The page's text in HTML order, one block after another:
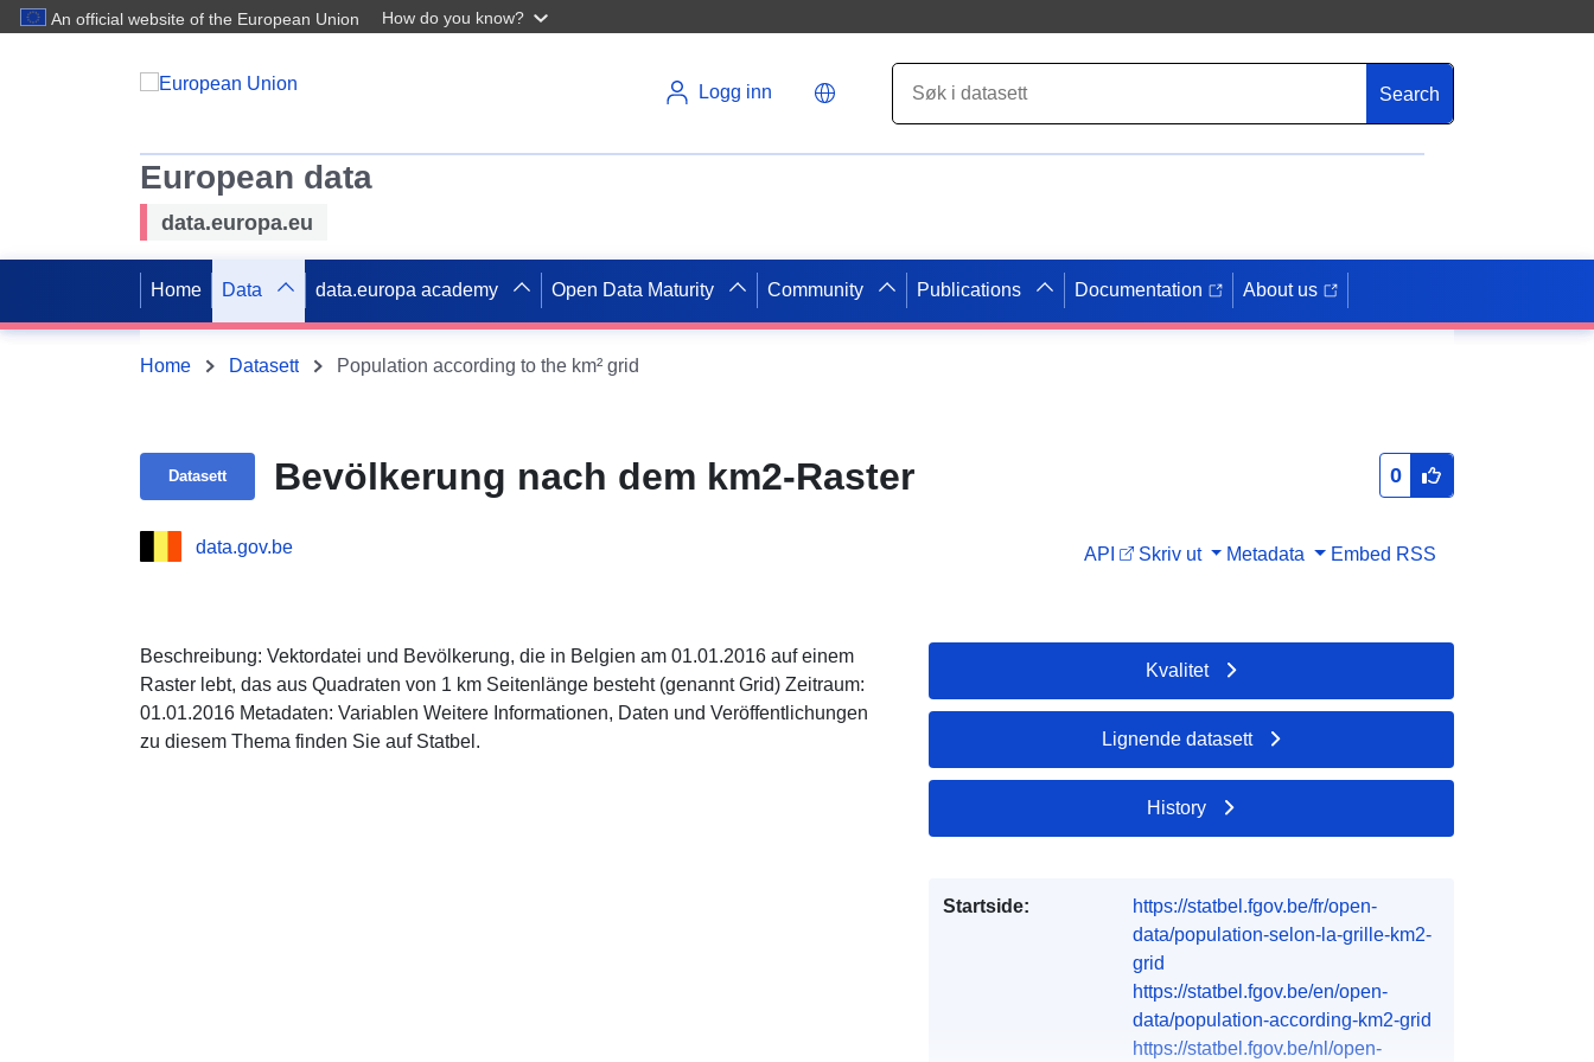
An official website of the European Union How do you know?
Logg inn Search
European data
data.europa.eu
Home Data data.europa academy Open Data Maturity Community Publications Documentation About us
Home Datasett Population according to the km² grid
Datasett Bevölkerung nach dem km2-Raster 0
data.gov.be API Skriv ut Metadata Embed RSS
Beschreibung: Vektordatei und Bevölkerung, die in Belgien am 01.01.2016 auf einem
Raster lebt, das aus Quadraten von 1 km Seitenlänge besteht (genannt Grid) Zeitraum:
01.01.2016 Metadaten: Variablen Weitere Informationen, Daten und Veröffentlichungen
zu diesem Thema finden Sie auf Statbel.
Kvalitet
Lignende datasett
History
Startside:
https://statbel.fgov.be/fr/open-
data/population-selon-la-grille-km2-
grid
https://statbel.fgov.be/en/open-
data/population-according-km2-grid
https://statbel.fgov.be/nl/open-